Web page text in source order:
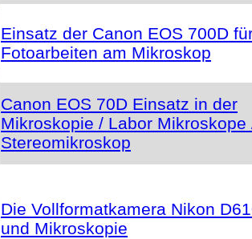
Einsatz der Canon EOS 700D
Fotoarbeiten am Mikroskop
Canon EOS 70D Einsatz in der
Mikroskopie / Labor Mikroskope
Stereomikroskop
Die Vollformatkamera Nikon
und Mikroskopie